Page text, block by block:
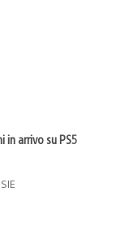
in arrivo su PS5